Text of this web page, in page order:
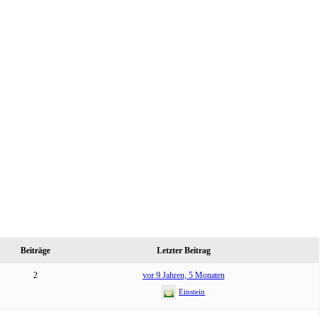
Beiträge Letzter Beitrag
2 vor 9 Jahren, 5 Monaten
Einstein